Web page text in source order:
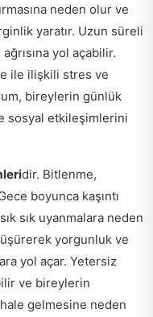
neden olur ve
yaratır. Uzun süreli
yol açabilir.
ile ilişkili stres ve
bireylerin günlük
sosyal etkileşimlerini
dir. Bitlenme,
boyunca kaşıntı
sık uyanmalara neden
yorgunluk ve
yol açar. Yetersiz
ve bireylerin
gelmesine neden